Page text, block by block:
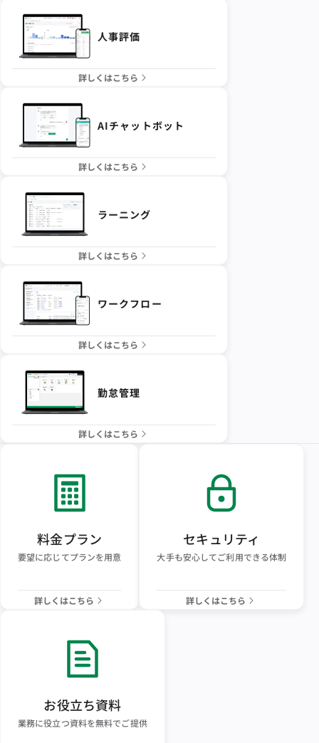
人事評価
詳しくはこちら
AIチャットボット
詳しくはこちら
ラーニング
詳しくはこちら
ワークフロー
詳しくはこちら
勤怠管理
詳しくはこちら
料金プラン
要望に応じてプランを用意
詳しくはこちら
セキュリティ
大手も安心してご利用できる体制
詳しくはこちら
お役立ち資料
業務に役立つ資料を無料でご提供